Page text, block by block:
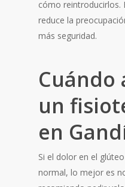
cómo reintroducirlos.
reduce la
más seguridad.
Cuándo
un
en
Si el dolor en el
normal, lo mejor es